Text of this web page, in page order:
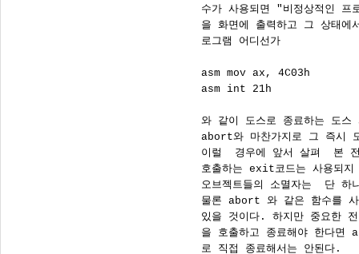
수가 사용되면 "비정상적인 프
을 화면에 출력하고 그 상태에
      로그램 어디선가
      asm mov ax, 4C03h
      asm int 21h
와 같이 도스로 종료하는 도스
abort와 마찬가지로 그 즉시
이럴  경우에 앞서 살펴  본
호출하는 exit코드는 사용되지
오브젝트들의 소멸자는  단 하
물론 abort 와 같은 함수를 사
있을 것이다. 하지만 중요한
을 호출하고 종료해야 한다면
      로 직접 종료해서는 안된다.